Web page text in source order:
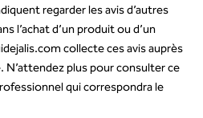
regarder les avis d’autres
l’achat d’un produit ou d’un
collecte ces avis auprès
plus pour consulter ce
qui correspondra le